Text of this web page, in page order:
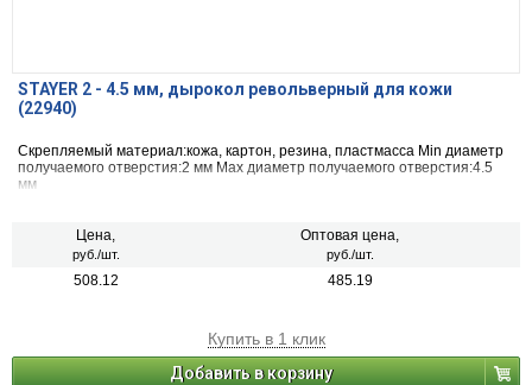
STAYER 2 - 4.5 мм, дырокол револьверный для кожи
(22940)
Скрепляемый материал:кожа, картон, резина, пластмасса Мin диаметр
получаемого отверстия:2 мм Max диаметр получаемого отверстия:4.5
мм
Цена,
руб./шт.
Оптовая цена,
руб./шт.
508.12 485.19
Купить в 1 клик
Добавить в корзину